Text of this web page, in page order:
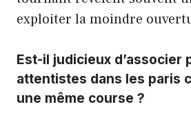
exploiter la moindre
Est-il judicieux d’associer
attentistes dans les paris
une même course ?